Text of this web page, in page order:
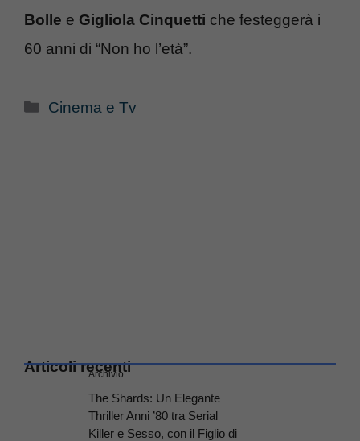
Bolle e Gigliola Cinquetti che festeggerà i
60 anni di “Non ho l’età”.
Categorie
Cinema e Tv
Articoli recenti
Archivio
The Shards: Un Elegante
Thriller Anni ’80 tra Serial
Killer e Sesso, con il Figlio di